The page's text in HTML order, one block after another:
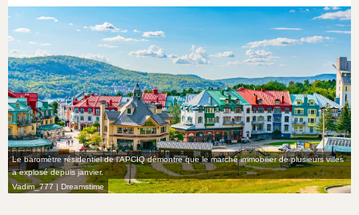
Le baromètre résidentiel de l’APCIQ démontre que le marché immobilier de plusieurs villes
a explosé depuis janvier.
Vadim_777 | Dreamstime